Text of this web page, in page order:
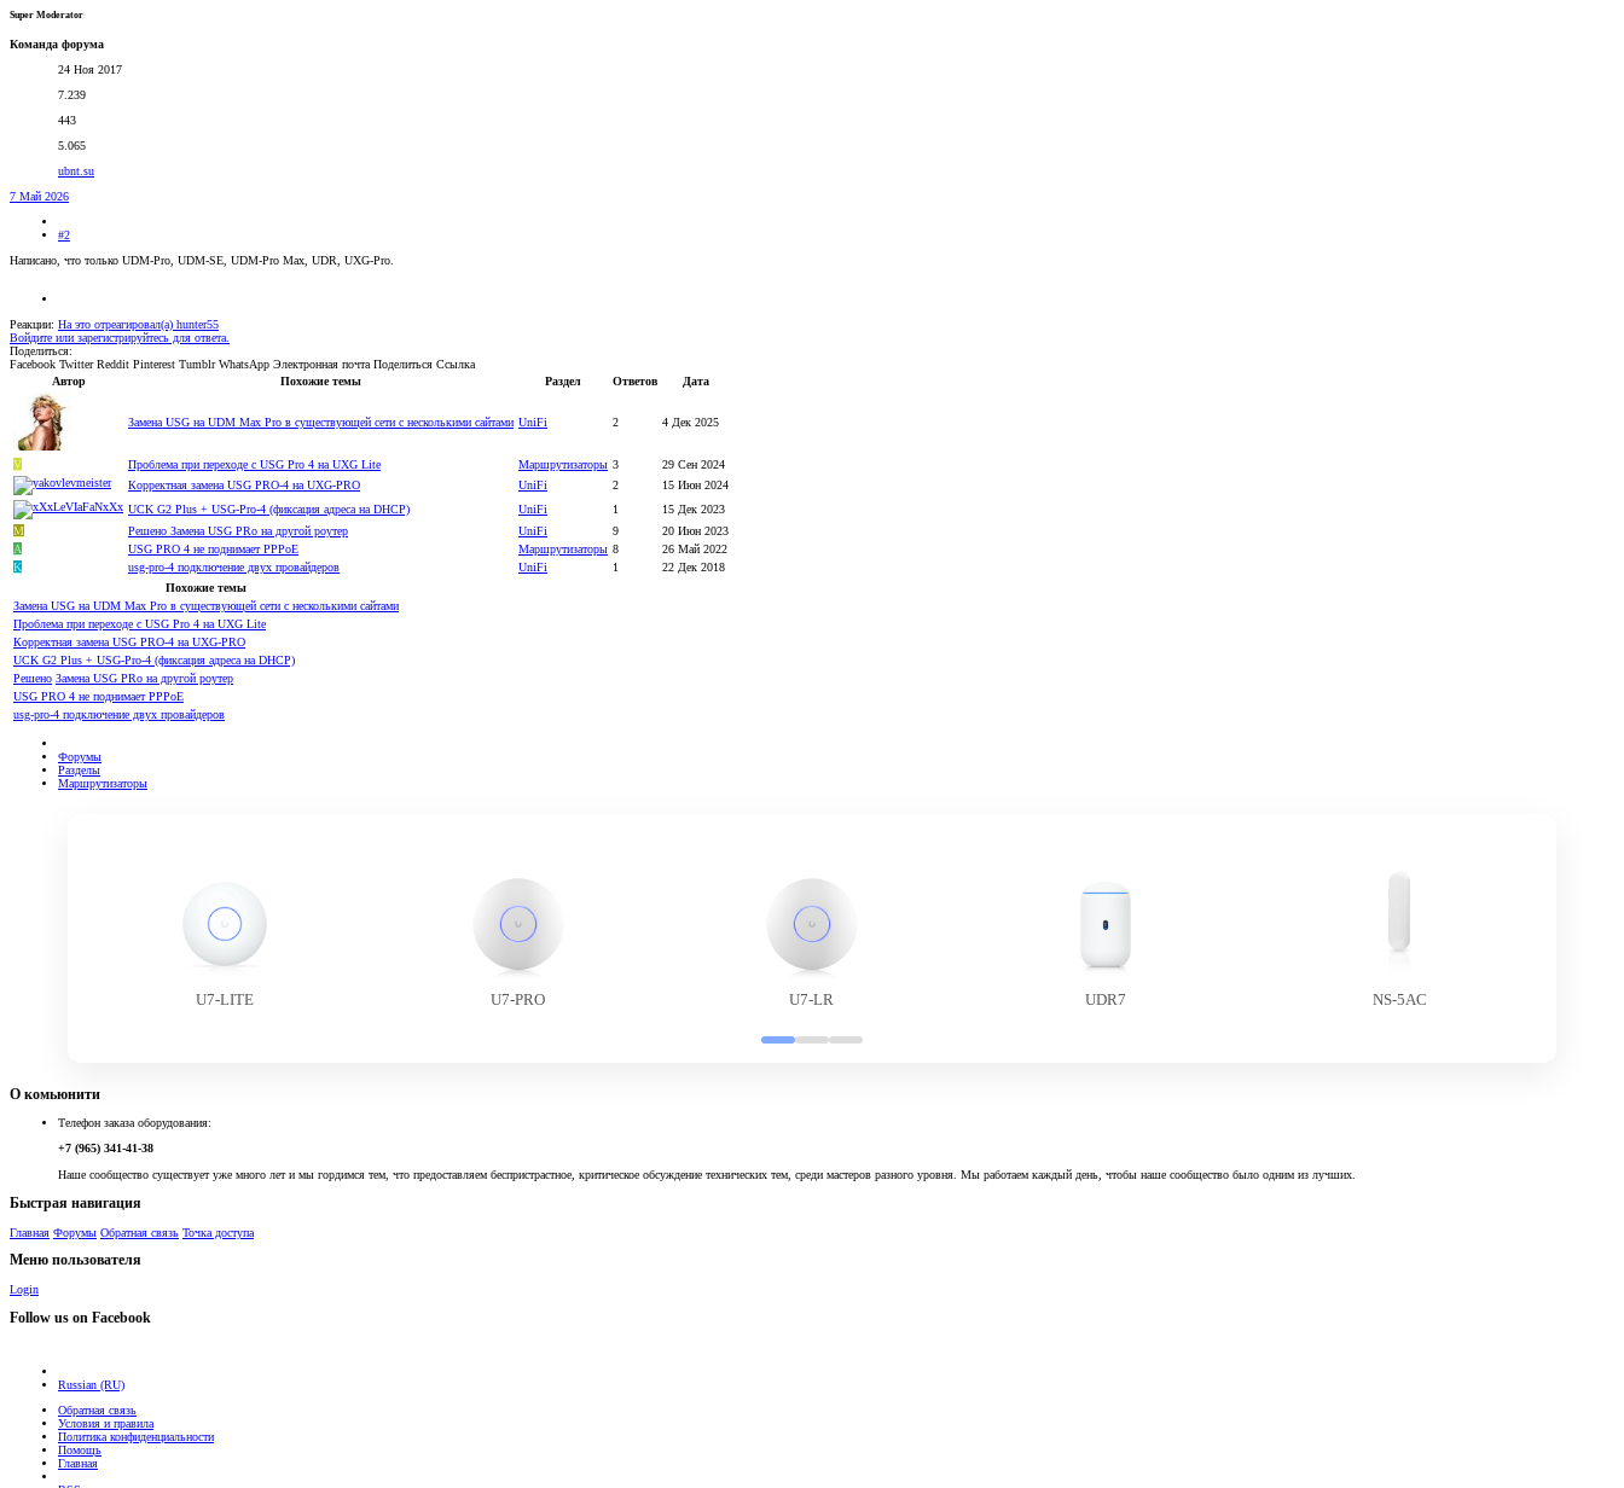
Super Moderator
Команда форума
24 Ноя 2017
7.239
443
5.065
ubnt.su
7 Май 2026
#2
Написано, что только UDM-Pro, UDM-SE, UDM-Pro Max, UDR, UXG-Pro.
Реакции: На это отреагировал(а) hunter55
Войдите или зарегистрируйтесь для ответа.
Поделиться:
Facebook Twitter Reddit Pinterest Tumblr WhatsApp Электронная почта Поделиться Ссылка
Автор
Похожие темы Раздел Ответов Дата
Замена USG на UDM Max Pro в существующей сети с несколькими сайтами UniFi 2 4 Дек 2025
V Проблема при переходе с USG Pro 4 на UXG Lite Маршрутизаторы 3
29 Сен 2024
Корректная замена USG PRO-4 на UXG-PRO
UniFi 2
15 Июн 2024
UCK G2 Plus + USG-Pro-4 (фиксация адреса на DHCP)
UniFi 1
15 Дек 2023
M
Решено Замена USG PRo на другой роутер UniFi 9
20 Июн 2023
A
USG PRO 4 не поднимает PPPoE Маршрутизаторы 8
26 Май 2022
K
usg-pro-4 подключение двух провайдеров UniFi 1
22 Дек 2018
Похожие темы
Замена USG на UDM Max Pro в существующей сети с несколькими сайтами
Проблема при переходе с USG Pro 4 на UXG Lite
Корректная замена USG PRO-4 на UXG-PRO
UCK G2 Plus + USG-Pro-4 (фиксация адреса на DHCP)
Решено Замена USG PRo на другой роутер
USG PRO 4 не поднимает PPPoE
usg-pro-4 подключение двух провайдеров
Форумы
Разделы
Маршрутизаторы
U7-LITE U7-PRO U7-LR UDR7 NS-5AC
О комьюнити
Телефон заказа оборудования:
+7 (965) 341-41-38
Наше сообщество существует уже много лет и мы гордимся тем, что предоставляем беспристрастное, критическое обсуждение технических тем, среди мастеров разного уровня. Мы работаем каждый день, чтобы наше сообщество было одним из лучших.
Быстрая навигация
Главная Форумы Обратная связь Точка доступа
Меню пользователя
Login
Follow us on Facebook
Russian (RU)
Обратная связь
Условия и правила
Политика конфиденциальности
Помощь
Главная